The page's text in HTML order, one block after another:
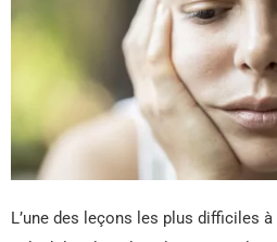
L’une des leçons les plus difficiles